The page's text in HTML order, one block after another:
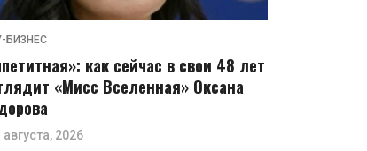
БИЗНЕС
как сейчас в свои 48 лет
«Мисс Вселенная» Оксана
августа, 2026